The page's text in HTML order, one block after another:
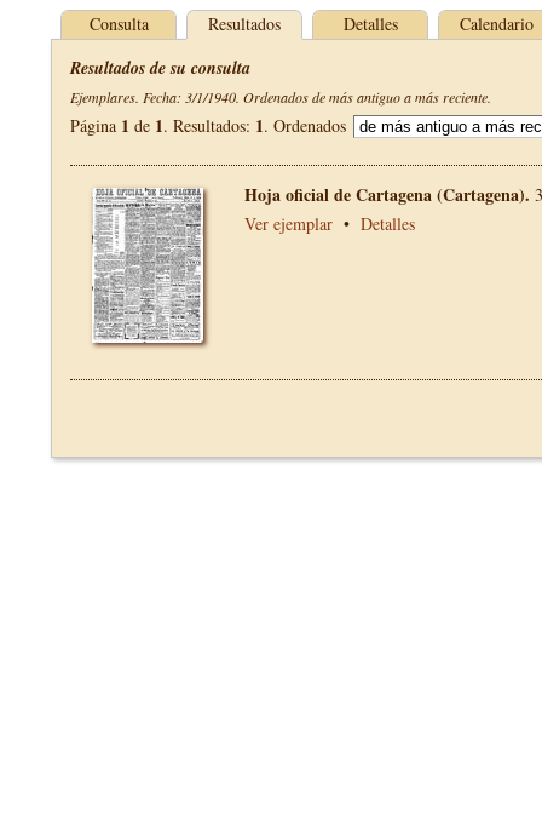
Consulta Resultados Detalles Calendario
Resultados de su consulta
Ejemplares. Fecha: 3/1/1940. Ordenados de más antiguo a más reciente.
Página 1 de 1. Resultados: 1. Ordenados
Hoja oficial de Cartagena (Cartagena).
Ver ejemplar • Detalles